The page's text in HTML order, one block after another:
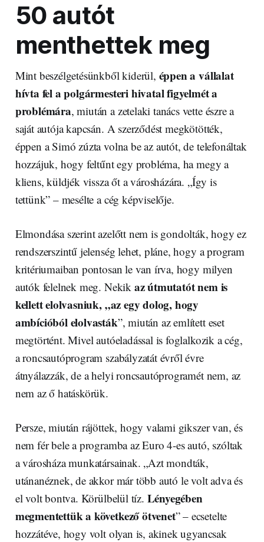
50 autót
menthettek meg
Mint beszélgetésünkből kiderül, éppen a vállalat
hívta fel a polgármesteri hivatal figyelmét a
problémára, miután a zetelaki tanács vette észre a
saját autója kapcsán. A szerződést megkötötték,
éppen a Simó zúzta volna be az autót, de telefonáltak
hozzájuk, hogy feltűnt egy probléma, ha megy a
kliens, küldjék vissza őt a városházára. „Így is
tettünk” – mesélte a cég képviselője.
Elmondása szerint azelőtt nem is gondolták, hogy ez
rendszerszintű jelenség lehet, pláne, hogy a program
kritériumaiban pontosan le van írva, hogy milyen
autók felelnek meg. Nekikaz útmutatót nem is
kellett elolvasniuk, „az egy dolog, hogy
ambícióból elolvasták”, miután az említett eset
megtörtént. Mivel autóeladással is foglalkozik a cég,
a roncsautóprogram szabályzatát évről évre
átnyálazzák, de a helyi roncsautóprogramét nem, az
nem az ő hatáskörük.
Persze, miután rájöttek, hogy valami gikszer van, és
nem fér bele a programba az Euro 4-es autó, szóltak
a városháza munkatársainak. „Azt mondták,
utánanéznek, de akkor már több autó le volt adva és
el volt bontva. Körülbelül tíz. Lényegében
megmentettük a következő ötvenet” – ecsetelte
hozzátéve, hogy volt olyan is, akinek ugyancsak